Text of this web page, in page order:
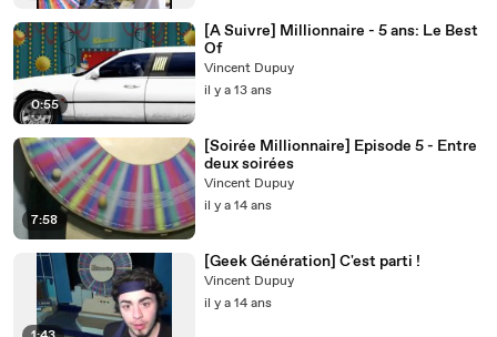
0:55
[A Suivre] Millionnaire - 5 ans: Le Best
Of
Vincent Dupuy
il y a 13 ans
7:58
[Soirée Millionnaire] Episode 5 - Entre
deux soirées
Vincent Dupuy
il y a 14 ans
[Geek Génération] C'est parti !
Vincent Dupuy
il y a 14 ans